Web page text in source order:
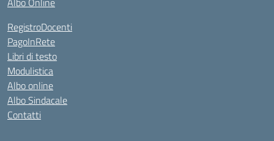
RegistroDocenti
PagoInRete
Libri di testo
Modulistica
Albo online
Albo Sindacale
Contatti